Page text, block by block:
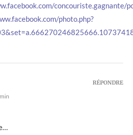
photo.php?
RÉPONDRE